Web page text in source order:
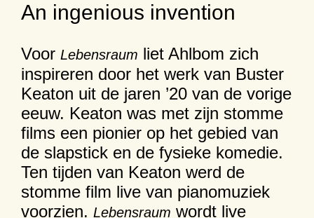
An ingenious invention
Voor Lebensraum liet Ahlbom zich
inspireren door het werk van Buster
Keaton uit de jaren ’20 van de vorige
eeuw. Keaton was met zijn stomme
films een pionier op het gebied van
de slapstick en de fysieke komedie.
Ten tijden van Keaton werd de
stomme film live van pianomuziek
voorzien. Lebensraum wordt live